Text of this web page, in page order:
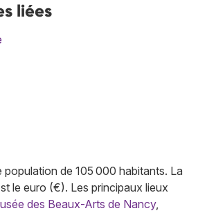
liées
population de 105 000 habitants. La
le euro (€). Les principaux lieux
des Beaux-Arts de Nancy,